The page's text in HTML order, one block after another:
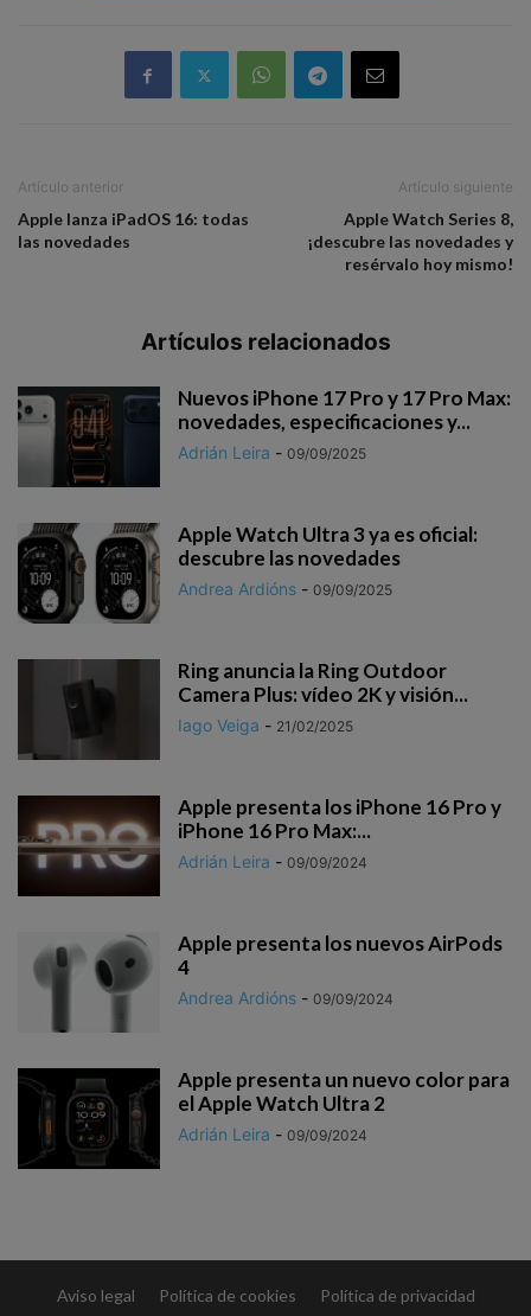
Artículo anterior
Apple lanza iPadOS 16: todas
las novedades
Artículo siguiente
Apple Watch Series 8,
¡descubre las novedades y
resérvalo hoy mismo!
Artículos relacionados
Nuevos iPhone 17 Pro y 17 Pro Max:
novedades, especificaciones y...
Adrián Leira - 09/09/2025
Apple Watch Ultra 3 ya es oficial:
descubre las novedades
Andrea Ardións - 09/09/2025
Ring anuncia la Ring Outdoor
Camera Plus: vídeo 2K y visión...
Iago Veiga - 21/02/2025
Apple presenta los iPhone 16 Pro y
iPhone 16 Pro Max:...
Adrián Leira - 09/09/2024
Apple presenta los nuevos AirPods
4
Andrea Ardións - 09/09/2024
Apple presenta un nuevo color para
el Apple Watch Ultra 2
Adrián Leira - 09/09/2024
Aviso legal Política de cookies Política de privacidad